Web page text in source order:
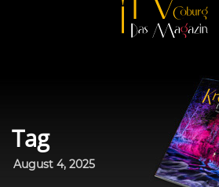
Tag
August 4, 2025